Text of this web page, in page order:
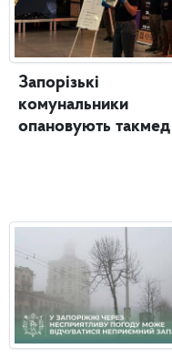
Запорізькі
комунальники
опановують такмед